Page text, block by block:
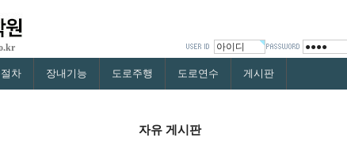
차 장내기능 도로주행 도로연수 게시판
자유 게시판